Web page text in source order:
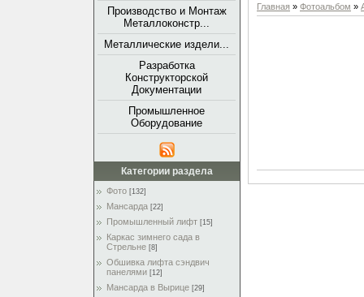
Производство и Монтаж
Металлоконстр...
Металлические издели...
Разработка
Конструкторской
Документации
Промышленное
Оборудование
Категории раздела
Фото [132]
Мансарда [22]
Промышленный лифт [15]
Каркас зимнего сада в
Стрельне [8]
Обшивка лифта сэндвич
панелями [12]
Мансарда в Вырице [29]
Главная » Фотоальбом »